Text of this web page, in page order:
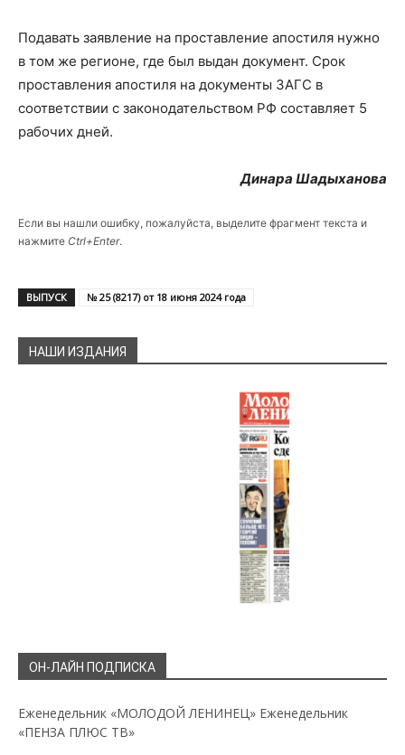
Подавать заявление на проставление апостиля нужно
в том же регионе, где был выдан документ. Срок
проставления апостиля на документы ЗАГС в
соответствии с законодательством РФ составляет 5
рабочих дней.
Динара Шадыханова
Если вы нашли ошибку, пожалуйста, выделите фрагмент текста и
нажмите Ctrl+Enter.
ВЫПУСК № 25 (8217) от 18 июня 2024 года
НАШИ ИЗДАНИЯ
ОН-ЛАЙН ПОДПИСКА
Еженедельник «МОЛОДОЙ ЛЕНИНЕЦ» Еженедельник
«ПЕНЗА ПЛЮС ТВ»